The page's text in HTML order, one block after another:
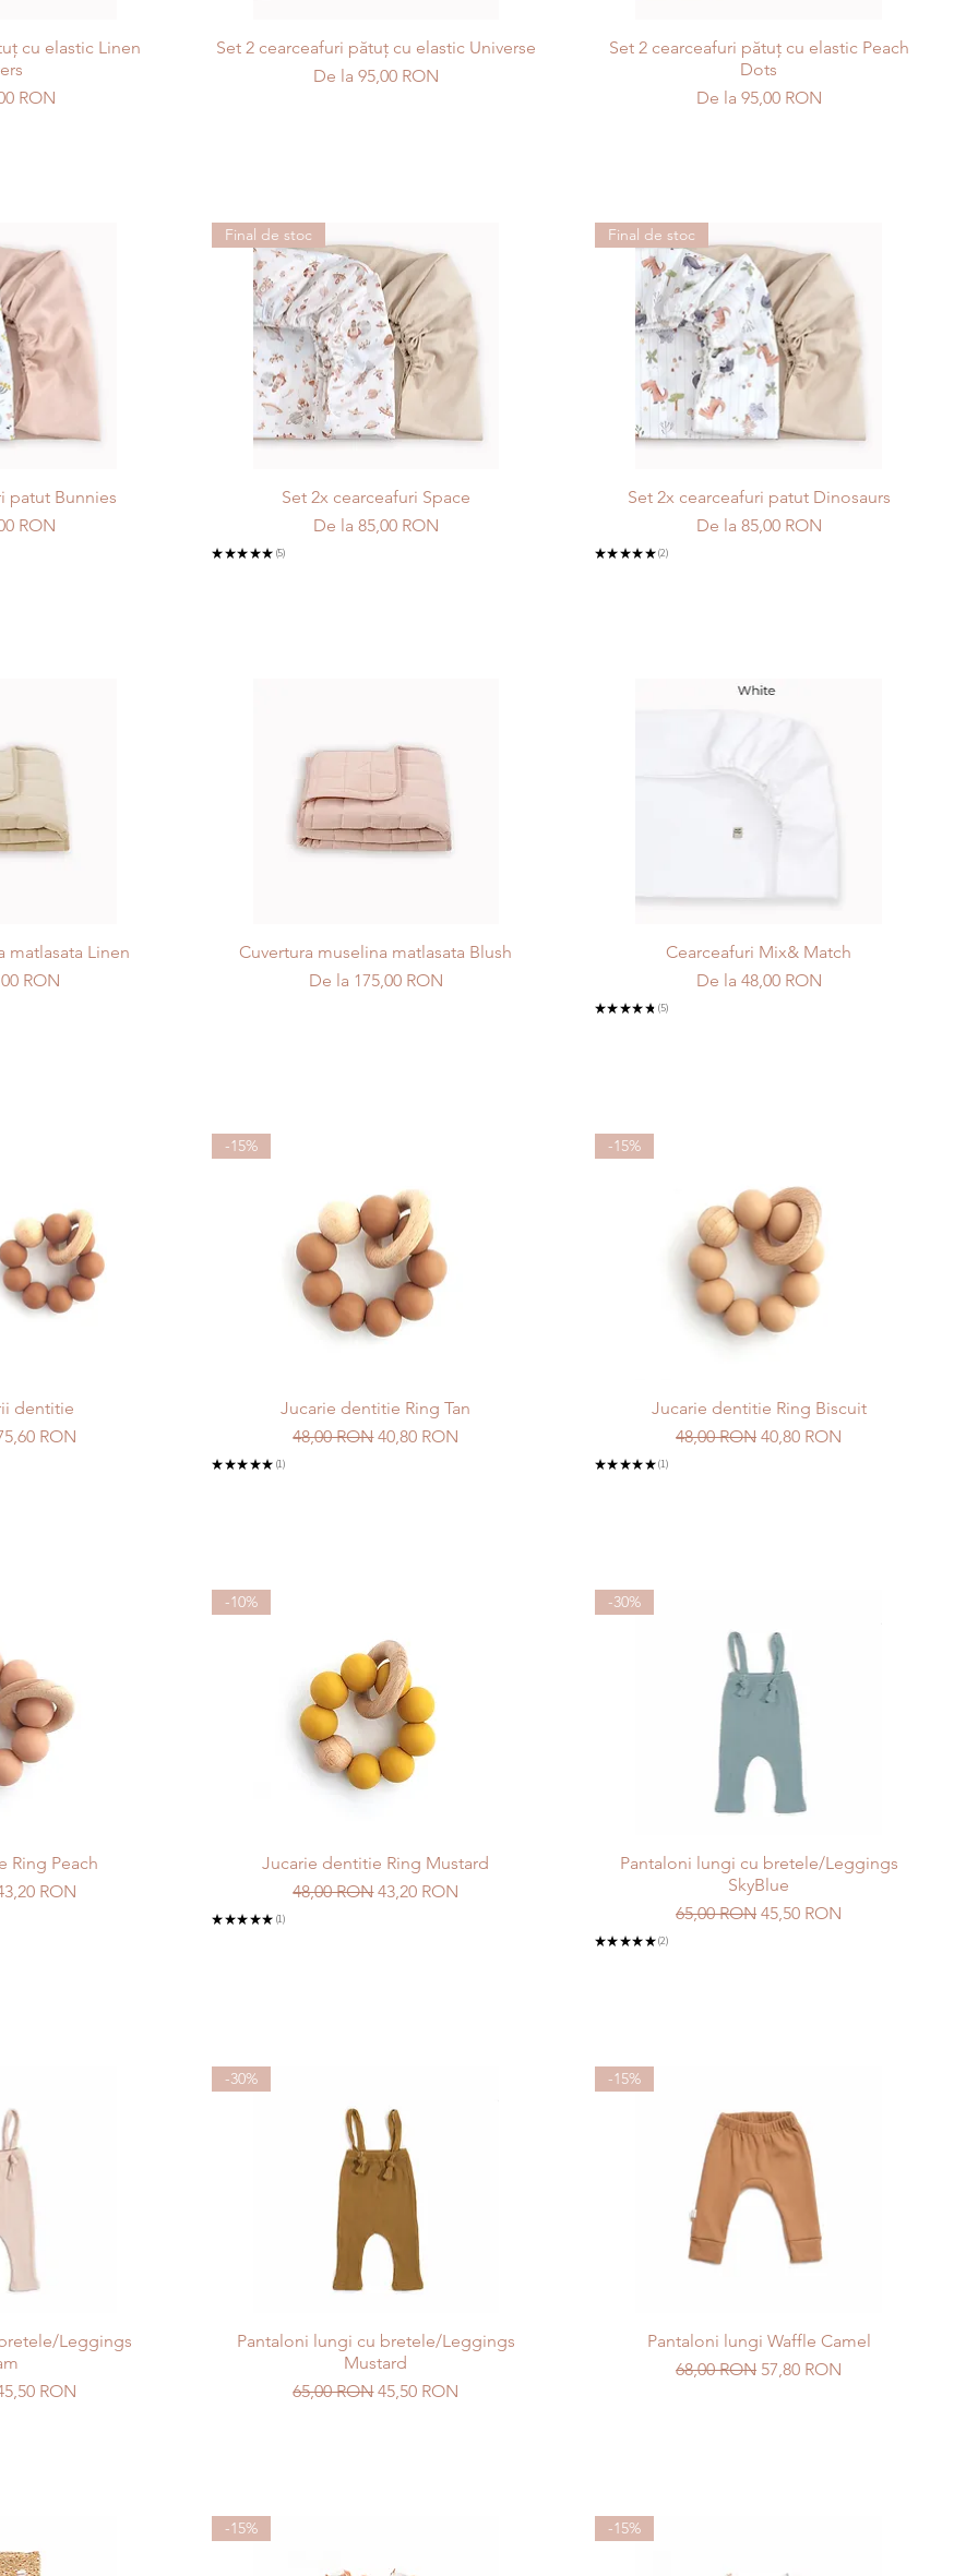
cu elastic Linen
RON
Set 2 cearceafuri pătuț cu elastic Universe
De la 95,00 RON
Preț redus
Set 2 cearceafuri pătuț cu elastic Peach
Dots
De la 95,00 RON
Preț redus
patut Bunnies
RON
Final de stoc
Set 2x cearceafuri Space
De la 85,00 RON
Preț redus
★ ★★ ★★ 5
5
Final de stoc
Set 2x cearceafuri patut Dinosaurs
De la 85,00 RON
Preț redus
★★ ★★ ★ 2
2
matlasata Linen
RON
Cuvertura muselina matlasata Blush
De la 175,00 RON
Preț redus
Cearceafuri Mix& Match
De la 48,00 RON
Preț redus
★★ ★★ ★ 5
5
dentitie
redus
RON
-15%
Jucarie dentitie Ring Tan
Preț normal
48,00 RONPreț redus
40,80 RON
★ ★★ ★★ 1
1
-15%
Jucarie dentitie Ring Biscuit
Preț normal
48,00 RON Preț redus
40,80 RON
★★ ★★ ★ 1
1
Ring Peach
redus
RON
-10%
Jucarie dentitie Ring Mustard
Preț normal
48,00 RONPreț redus
43,20 RON
★ ★★ ★★ 1
1
-30%
Pantaloni lungi cu bretele/Leggings
SkyBlue
Preț normal
65,00 RON Preț redus
45,50 RON
★★ ★★ ★ 2
2
Leggings
redus
RON
-30%
Pantaloni lungi cu bretele/Leggings
Mustard
Preț normal
65,00 RONPreț redus
45,50 RON
-15%
Pantaloni lungi Waffle Camel
Preț normal
68,00 RON Preț redus
57,80 RON
-15% -15%